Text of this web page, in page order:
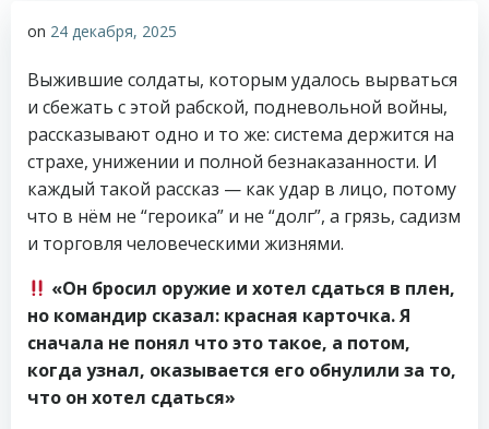
on 24 декабря, 2025
Выжившие солдаты, которым удалось вырваться
и сбежать с этой рабской, подневольной войны,
рассказывают одно и то же: система держится на
страхе, унижении и полной безнаказанности. И
каждый такой рассказ — как удар в лицо, потому
что в нём не “героика” и не “долг”, а грязь, садизм
и торговля человеческими жизнями.
«Он бросил оружие и хотел сдаться в плен,
но командир сказал: красная карточка. Я
сначала не понял что это такое, а потом,
когда узнал, оказывается его обнулили за то,
что он хотел сдаться»